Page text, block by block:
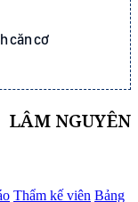
căn cơ
LÂM NGUYÊN
Thẩm kế viên Bảng